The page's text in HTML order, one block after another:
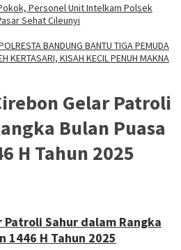
Personel Unit Intelkam Polsek
Sehat Cileunyi
BANDUNG BANTU TIGA PEMUDA
KERTASARI, KISAH KECIL PENUH MAKNA
Gelar Patroli
Bulan Puasa
H Tahun 2025
Sahur dalam Rangka
1446 H Tahun 2025